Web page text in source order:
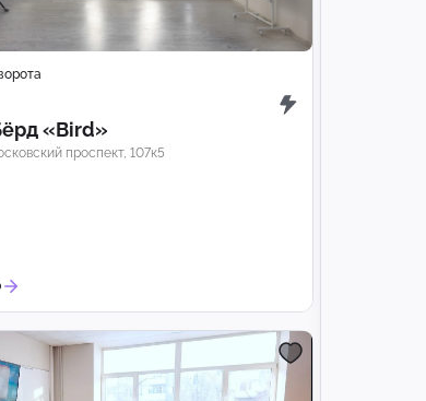
«Bird»
проспект, 107к5